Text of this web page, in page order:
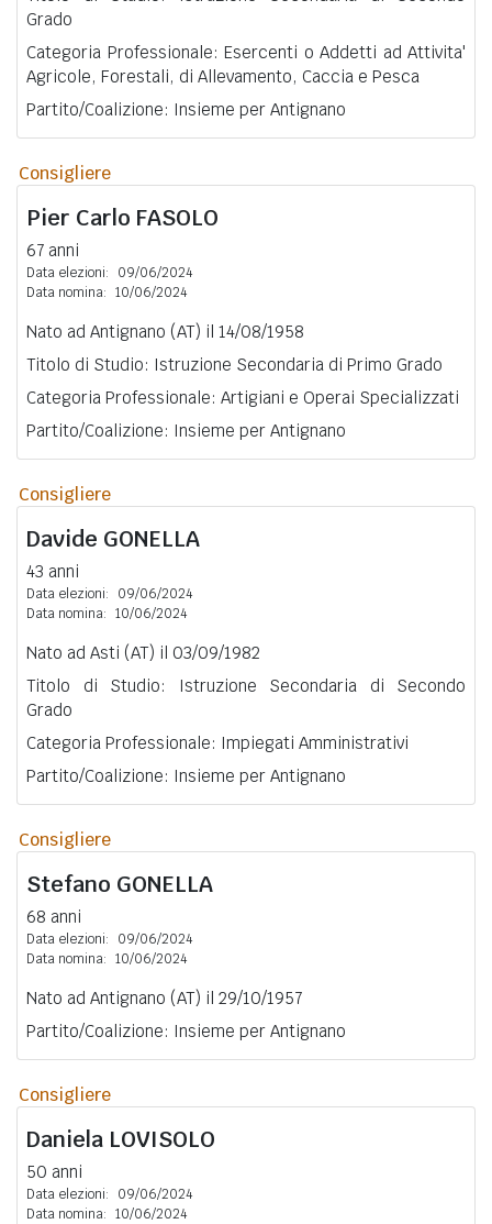
Grado
Categoria Professionale: Esercenti o Addetti ad Attivita'
Agricole, Forestali, di Allevamento, Caccia e Pesca
Partito/Coalizione: Insieme per Antignano
Consigliere
Pier Carlo FASOLO
67 anni
Data elezioni:
09/06/2024
Data nomina: 10/06/2024
Nato ad Antignano (AT) il 14/08/1958
Titolo di Studio: Istruzione Secondaria di Primo Grado
Categoria Professionale: Artigiani e Operai Specializzati
Partito/Coalizione: Insieme per Antignano
Consigliere
Davide GONELLA
43 anni
Data elezioni:
09/06/2024
Data nomina: 10/06/2024
Nato ad Asti (AT) il 03/09/1982
Titolo di Studio: Istruzione Secondaria di Secondo
Grado
Categoria Professionale: Impiegati Amministrativi
Partito/Coalizione: Insieme per Antignano
Consigliere
Stefano GONELLA
68 anni
Data elezioni:
09/06/2024
Data nomina: 10/06/2024
Nato ad Antignano (AT) il 29/10/1957
Partito/Coalizione: Insieme per Antignano
Consigliere
Daniela LOVISOLO
50 anni
Data elezioni:
09/06/2024
Data nomina: 10/06/2024